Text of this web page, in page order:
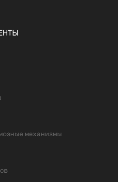
механизмы